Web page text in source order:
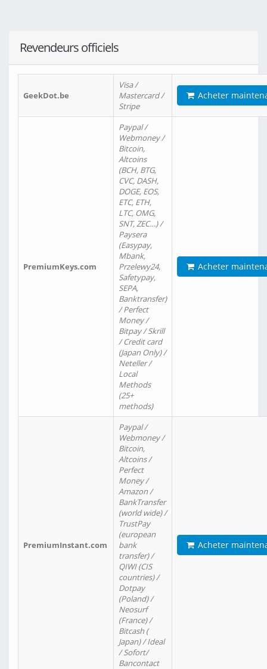
Revendeurs officiels
GeekDot.be
Visa /
Mastercard /
Stripe
Acheter
PremiumKeys.com
Paypal /
Webmoney /
Bitcoin,
Altcoins
(BCH, BTG,
CVC, DASH,
DOGE, EOS,
ETC, ETH,
LTC, OMG,
SNT, ZEC…) /
Paysera
(Easypay,
Mbank,
Przelewy24,
Safetypay,
SEPA,
Banktransfer)
/ Perfect
Money /
Bitpay / Skrill
/ Credit card
(Japan Only) /
Neteller /
Local
Methods
(25+
methods)
Acheter
PremiumInstant.com
Paypal /
Webmoney /
Bitcoin,
Altcoins /
Perfect
Money /
Amazon /
BankTransfer
(world wide) /
TrustPay
(european
bank
transfer) /
QIWI (CIS
countries) /
Dotpay
(Poland) /
Neosurf
(France) /
Bitcash (
Japan) / Ideal
/ Sofort/
Bancontact
Acheter